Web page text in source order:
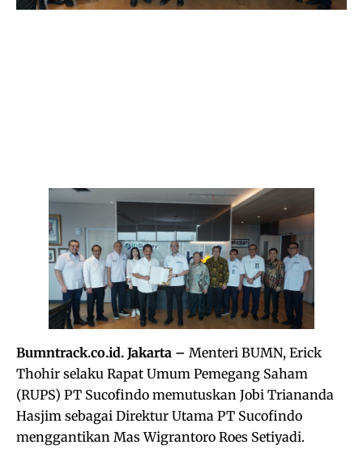
Bumntrack.co.id. Jakarta – Menteri BUMN, Erick
Thohir selaku Rapat Umum Pemegang Saham
(RUPS) PT Sucofindo memutuskan Jobi Triananda
Hasjim sebagai Direktur Utama PT Sucofindo
menggantikan Mas Wigrantoro Roes Setiyadi.